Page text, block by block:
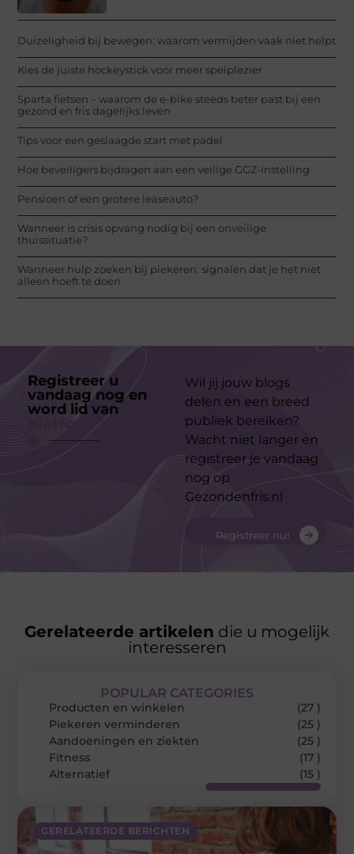
Duizeligheid bij bewegen: waarom vermijden vaak niet helpt
Kies de juiste hockeystick voor meer spelplezier
Sparta fietsen – waarom de e-bike steeds beter past bij een
gezond en fris dagelijks leven
Tips voor een geslaagde start met padel
Hoe beveiligers bijdragen aan een veilige GGZ-instelling
Pensioen of een grotere leaseauto?
Wanneer is crisis opvang nodig bij een onveilige
thuissituatie?
Wanneer hulp zoeken bij piekeren: signalen dat je het niet
alleen hoeft te doen
Registreer u
vandaag nog en
word lid van
Wil jij jouw blogs
delen en een breed
publiek bereiken?
Wacht niet langer en
registreer je vandaag
nog op
Gezondenfris.nl
Registreer nu!
Gerelateerde artikelen die u mogelijk
interesseren
GERELATEERDE BERICHTEN
POPULAR CATEGORIES
Producten en winkelen
(27 )
Piekeren verminderen
(25 )
Aandoeningen en ziekten
(25 )
Fitness
(17 )
Alternatief
(15 )